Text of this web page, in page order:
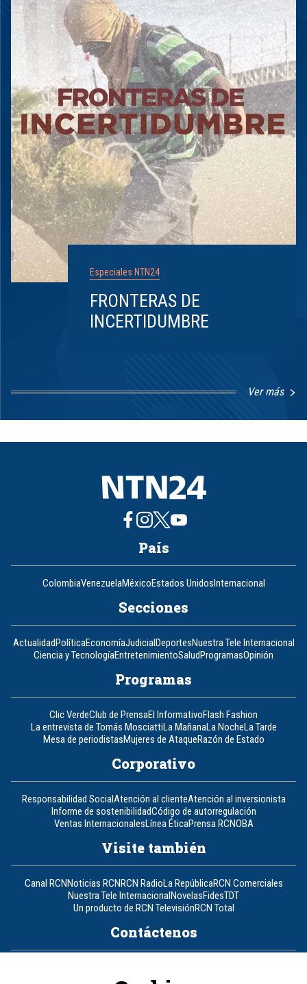
Especiales NTN24
FRONTERAS DE
INCERTIDUMBRE
Ver más
1
8
País
ColombiaVenezuelaMéxicoEstados UnidosInternacional
Secciones
ActualidadPolíticaEconomíaJudicialDeportesNuestra Tele Internacional
Ciencia y TecnologíaEntretenimientoSaludProgramasOpinión
Programas
Clic VerdeClub de PrensaEl InformativoFlash Fashion
La entrevista de Tomás MosciattiLa MañanaLa NocheLa Tarde
Mesa de periodistasMujeres de AtaqueRazón de Estado
Corporativo
Responsabilidad SocialAtención al clienteAtención al inversionista
Informe de sostenibilidadCódigo de autorregulación
Ventas InternacionalesLínea ÉticaPrensa RCNOBA
Visite también
Canal RCNNoticias RCNRCN RadioLa RepúblicaRCN Comerciales
Nuestra Tele InternacionalNovelasFidesTDT
Un producto de RCN TelevisiónRCN Total
Contáctenos